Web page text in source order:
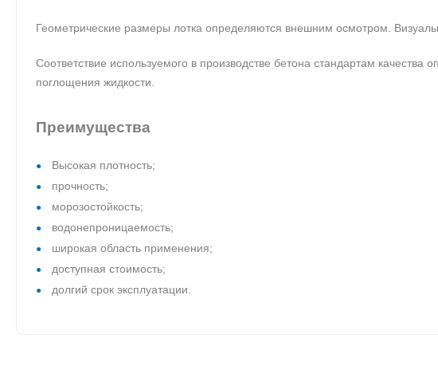
Геометрические размеры лотка определяются внешним осмотром.
Соответствие используемого в производстве бетона стандартам
поглощения жидкости.
Преимущества
Высокая плотность;
прочность;
морозостойкость;
водонепроницаемость;
широкая область применения;
доступная стоимость;
долгий срок эксплуатации.